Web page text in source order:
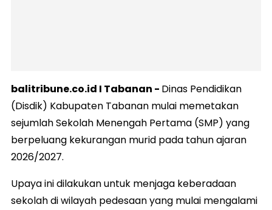
balitribune.co.id I Tabanan - Dinas Pendidikan
(Disdik) Kabupaten Tabanan mulai memetakan
sejumlah Sekolah Menengah Pertama (SMP) yang
berpeluang kekurangan murid pada tahun ajaran
2026/2027.
Upaya ini dilakukan untuk menjaga keberadaan
sekolah di wilayah pedesaan yang mulai mengalami